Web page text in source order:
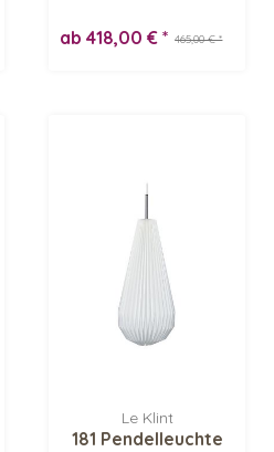
465,00 € *
ab 418,00 € *
Le Klint
181 Pendelleuchte